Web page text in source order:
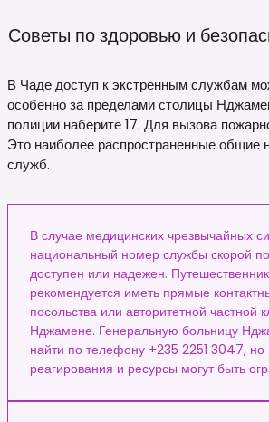
Советы по здоровью и
В Чаде доступ к экстренным службам
особенно за пределами столицы
полиции наберите 17. Для вызова
Это наиболее распространенные общие
служб.
В случае медицинских чрезвычайных
национальный номер службы скорой
доступен или надежен.
рекомендуется иметь прямые
посольства или авторитетной частной
Нджамене. Генеральную больницу
найти по телефону +235 2251 3047, но
реагирования и ресурсы могут быть